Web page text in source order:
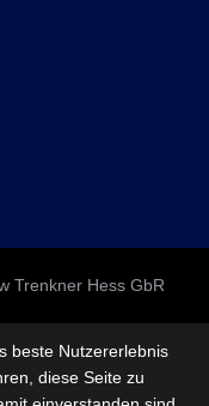
Trenkner Hess GbR
beste Nutzererlebnis
diese Seite zu